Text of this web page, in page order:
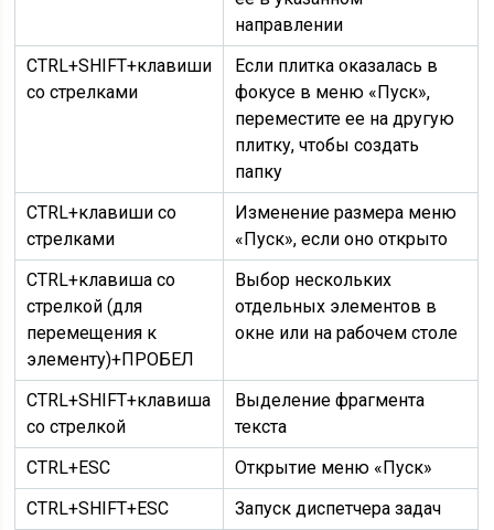
направлении
CTRL+SHIFT+клавиши
со стрелками
Если плитка оказалась в
фокусе в меню «Пуск»,
переместите ее на другую
плитку, чтобы создать
папку
CTRL+клавиши со
стрелками
Изменение размера меню
«Пуск», если оно открыто
CTRL+клавиша со
стрелкой (для
перемещения к
элементу)+ПРОБЕЛ
Выбор нескольких
отдельных элементов в
окне или на рабочем столе
CTRL+SHIFT+клавиша
со стрелкой
Выделение фрагмента
текста
CTRL+ESC
Открытие меню «Пуск»
CTRL+SHIFT+ESC
Запуск диспетчера задач